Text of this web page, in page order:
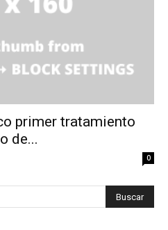
primer tratamiento
de...
0